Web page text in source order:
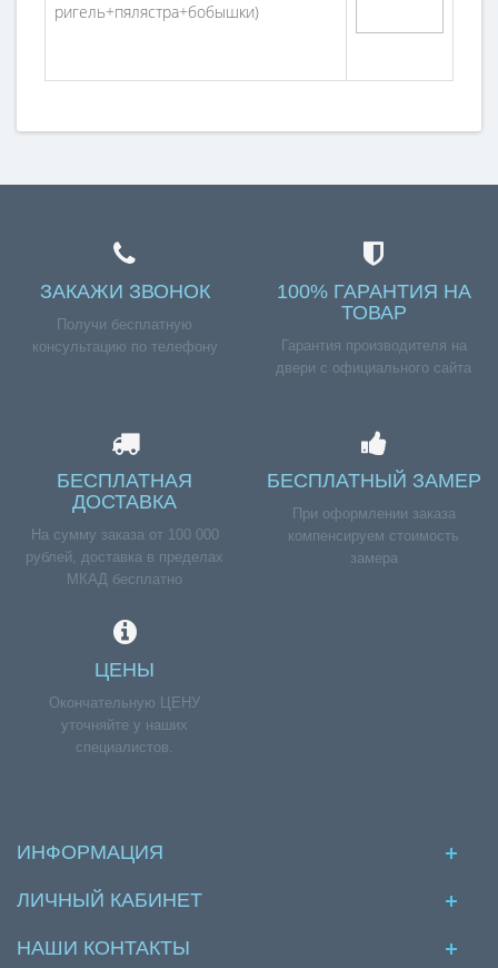
ригель+пялястра+бобышки)
ЗАКАЖИ ЗВОНОК
Получи бесплатную
консультацию по телефону
100% ГАРАНТИЯ НА
ТОВАР
Гарантия производителя на
двери с официального сайта
БЕСПЛАТНАЯ
ДОСТАВКА
На сумму заказа от 100 000
рублей, доставка в пределах
МКАД бесплатно
БЕСПЛАТНЫЙ ЗАМЕР
При оформлении заказа
компенсируем стоимость
замера
ЦЕНЫ
Окончательную ЦЕНУ
уточняйте у наших
специалистов.
ИНФОРМАЦИЯ
ЛИЧНЫЙ КАБИНЕТ
НАШИ КОНТАКТЫ